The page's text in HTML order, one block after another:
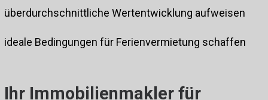
überdurchschnittliche Wertentwicklung aufweisen
ideale Bedingungen für Ferienvermietung schaffen
Ihr Immobilienmakler für